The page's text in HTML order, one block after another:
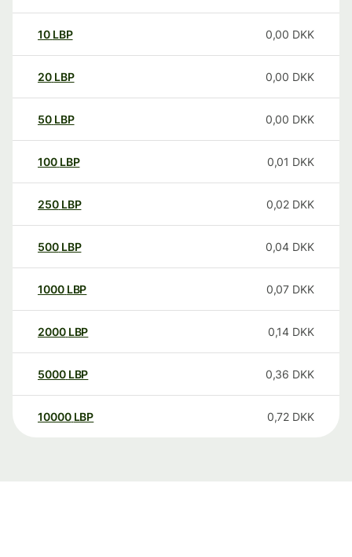
10 LBP 0,00 DKK
20 LBP 0,00 DKK
50 LBP 0,00 DKK
100 LBP 0,01 DKK
250 LBP 0,02 DKK
500 LBP 0,04 DKK
1000 LBP 0,07 DKK
2000 LBP 0,14 DKK
5000 LBP 0,36 DKK
10000 LBP 0,72 DKK